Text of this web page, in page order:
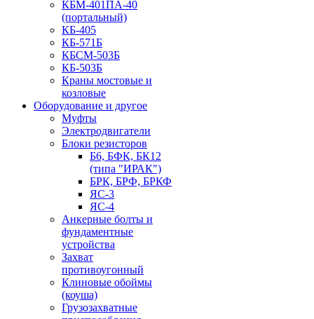
КБМ-401ПА-40
(портальный)
КБ-405
КБ-571Б
КБСМ-503Б
КБ-503Б
Краны мостовые и
козловые
Оборудование и другое
Муфты
Электродвигатели
Блоки резисторов
Б6, БФК, БК12
(типа "ИРАК")
БРК, БРФ, БРКФ
ЯС-3
ЯС-4
Анкерные болты и
фундаментные
устройства
Захват
противоугонный
Клиновые обоймы
(коуша)
Грузозахватные